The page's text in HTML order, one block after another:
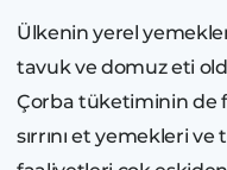
Ülkenin yerel
tavuk ve domuz eti
Çorba tüketiminin de
sırrını et yemekleri